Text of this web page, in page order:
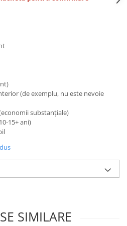
(de exemplu, nu este nevoie
substanțiale)
15+ ani)
SIMILARE